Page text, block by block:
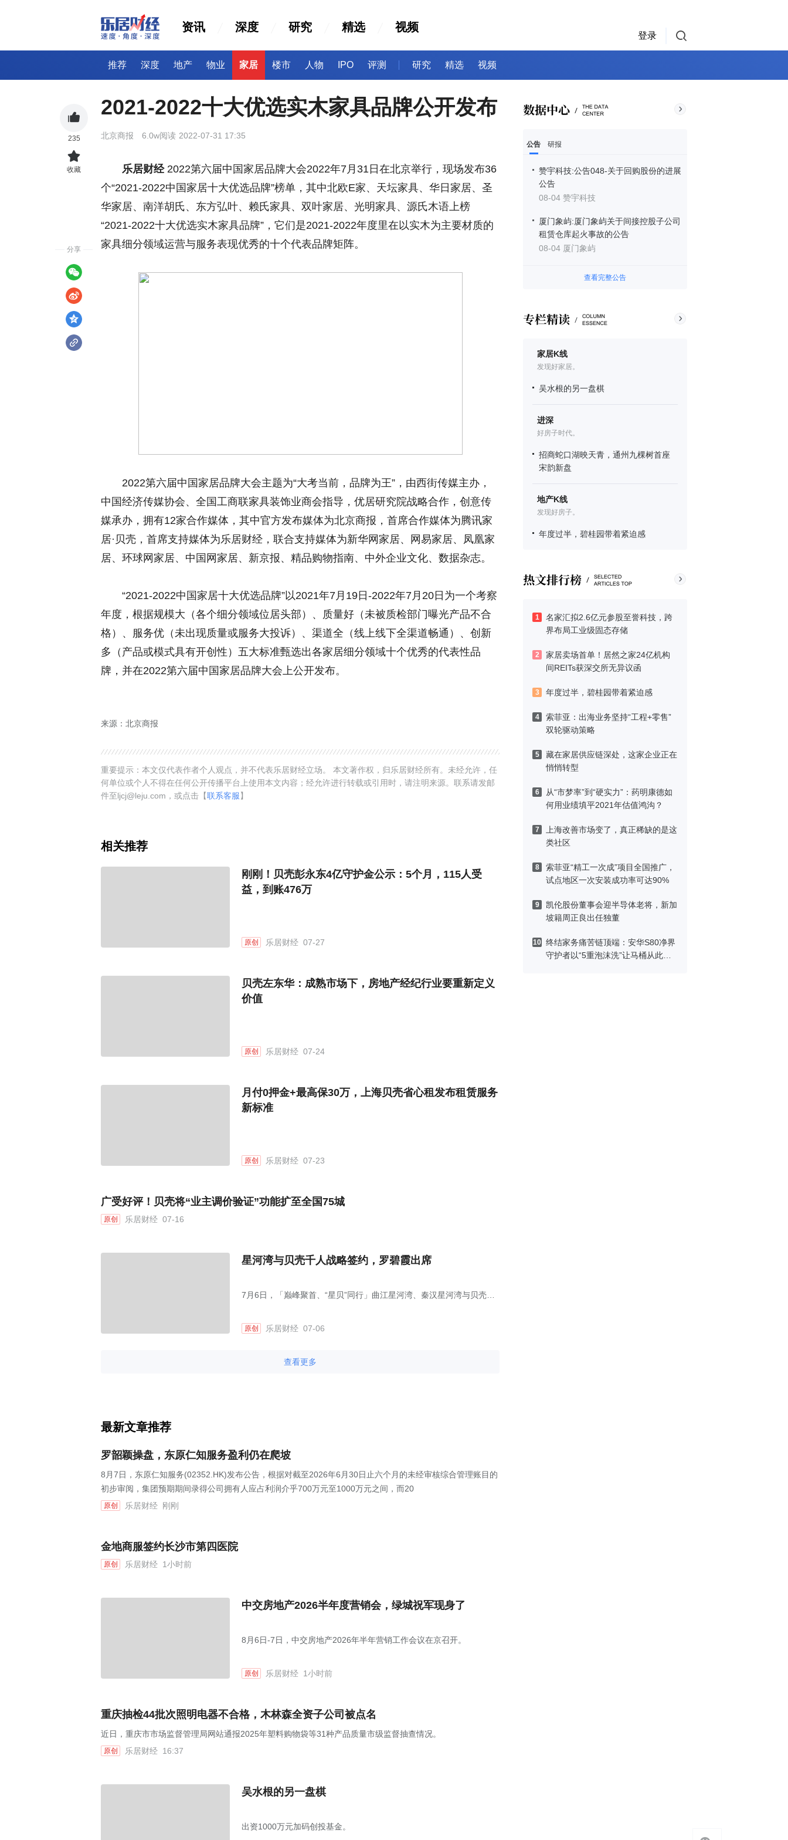
资讯 深度 研究 精选 视频
登录
推荐 深度 地产 物业 家居 楼市 人物 IPO 评测 研究 精选 视频
公告 研报
赞宇科技:公告048-关于回购股份的进展
公告
08-04 赞宇科技
厦门象屿:厦门象屿关于间接控股子公司
租赁仓库起火事故的公告
08-04 厦门象屿
查看完整公告
家居K线
发现好家居。
吴水根的另一盘棋
进深
好房子时代。
招商蛇口湖映天青，通州九棵树首座
宋韵新盘
地产K线
发现好房子。
年度过半，碧桂园带着紧迫感
1
名家汇拟2.6亿元参股至誉科技，跨
界布局工业级固态存储
2
家居卖场首单！居然之家24亿机构
间REITs获深交所无异议函
3 年度过半，碧桂园带着紧迫感
4
索菲亚：出海业务坚持“工程+零售”
双轮驱动策略
5
藏在家居供应链深处，这家企业正在
悄悄转型
6
从“市梦率”到“硬实力”：药明康德如
何用业绩填平2021年估值鸿沟？
7
上海改善市场变了，真正稀缺的是这
类社区
8
索菲亚“精工一次成”项目全国推广，
试点地区一次安装成功率可达90%
9
凯伦股份董事会迎半导体老将，新加
坡籍周正良出任独董
10 终结家务痛苦链顶端：安华S80净界
守护者以“5重泡沫洗”让马桶从此免
2021-2022十大优选实木家具品牌公开发布
北京商报 6.0w阅读 2022-07-31 17:35
乐居财经2022第六届中国家居品牌大会2022年7月31日在北京举行，现场发布36
个“2021-2022中国家居十大优选品牌”榜单，其中北欧E家、天坛家具、华日家居、圣
华家居、南洋胡氏、东方弘叶、赖氏家具、双叶家居、光明家具、源氏木语上榜
“2021-2022十大优选实木家具品牌”，它们是2021-2022年度里在以实木为主要材质的
家具细分领域运营与服务表现优秀的十个代表品牌矩阵。
2022第六届中国家居品牌大会主题为“大考当前，品牌为王”，由西街传媒主办，
中国经济传媒协会、全国工商联家具装饰业商会指导，优居研究院战略合作，创意传
媒承办，拥有12家合作媒体，其中官方发布媒体为北京商报，首席合作媒体为腾讯家
居·贝壳，首席支持媒体为乐居财经，联合支持媒体为新华网家居、网易家居、凤凰家
居、环球网家居、中国网家居、新京报、精品购物指南、中外企业文化、数据杂志。
“2021-2022中国家居十大优选品牌”以2021年7月19日-2022年7月20日为一个考察
年度，根据规模大（各个细分领域位居头部）、质量好（未被质检部门曝光产品不合
格）、服务优（未出现质量或服务大投诉）、渠道全（线上线下全渠道畅通）、创新
多（产品或模式具有开创性）五大标准甄选出各家居细分领域十个优秀的代表性品
牌，并在2022第六届中国家居品牌大会上公开发布。
来源：北京商报
重要提示：本文仅代表作者个人观点，并不代表乐居财经立场。 本文著作权，归乐居财经所有。未经允许，任
何单位或个人不得在任何公开传播平台上使用本文内容；经允许进行转载或引用时，请注明来源。联系请发邮
件至ljcj@leju.com，或点击【联系客服】
相关推荐
刚刚！贝壳彭永东4亿守护金公示：5个月，115人受
益，到账476万
原创 乐居财经 07-27
贝壳左东华：成熟市场下，房地产经纪行业要重新定义
价值
原创 乐居财经 07-24
月付0押金+最高保30万，上海贝壳省心租发布租赁服务
新标准
原创 乐居财经 07-23
广受好评！贝壳将“业主调价验证”功能扩至全国75城
原创 乐居财经 07-16
星河湾与贝壳千人战略签约，罗碧霞出席
7月6日，「巅峰聚首、“星贝”同行」曲江星河湾、秦汉星河湾与贝壳千
原创 乐居财经 07-06
查看更多
最新文章推荐
罗韶颖操盘，东原仁知服务盈利仍在爬坡
8月7日，东原仁知服务(02352.HK)发布公告，根据对截至2026年6月30日止六个月的未经审核综合管理账目的
初步审阅，集团预期期间录得公司拥有人应占利润介乎700万元至1000万元之间，而20
原创 乐居财经 刚刚
金地商服签约长沙市第四医院
原创 乐居财经 1小时前
中交房地产2026半年度营销会，绿城祝军现身了
8月6日-7日，中交房地产2026年半年营销工作会议在京召开。
原创 乐居财经 1小时前
重庆抽检44批次照明电器不合格，木林森全资子公司被点名
近日，重庆市市场监督管理局网站通报2025年塑料购物袋等31种产品质量市级监督抽查情况。
原创 乐居财经 16:37
吴水根的另一盘棋
出资1000万元加码创投基金。
235
收藏
分享